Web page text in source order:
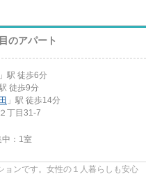
のアパート
」駅 徒歩6分
徒歩9分
」駅 徒歩14分
２丁目31-7
： 1室
ョンです。女性の１人暮らしも安心